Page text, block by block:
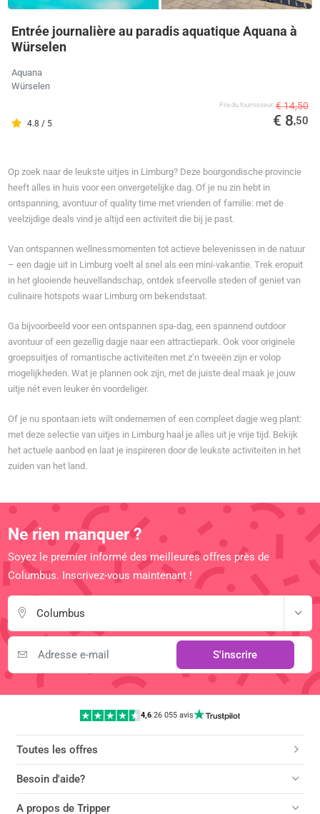
Entrée journalière au paradis aquatique Aquana à
Würselen
Aquana
Würselen
4.8 / 5
Prix ​​du fournisseur € 14,50
€ 8,50
Op zoek naar de leukste uitjes in Limburg? Deze bourgondische provincie
heeft alles in huis voor een onvergetelijke dag. Of je nu zin hebt in
ontspanning, avontuur of quality time met vrienden of familie: met de
veelzijdige deals vind je altijd een activiteit die bij je past.
Van ontspannen wellnessmomenten tot actieve belevenissen in de natuur
– een dagje uit in Limburg voelt al snel als een mini-vakantie. Trek eropuit
in het glooiende heuvellandschap, ontdek sfeervolle steden of geniet van
culinaire hotspots waar Limburg om bekendstaat.
Ga bijvoorbeeld voor een ontspannen spa-dag, een spannend outdoor
avontuur of een gezellig dagje naar een attractiepark. Ook voor originele
groepsuitjes of romantische activiteiten met z’n tweeën zijn er volop
mogelijkheden. Wat je plannen ook zijn, met de juiste deal maak je jouw
uitje nét even leuker én voordeliger.
Of je nu spontaan iets wilt ondernemen of een compleet dagje weg plant:
met deze selectie van uitjes in Limburg haal je alles uit je vrije tijd. Bekijk
het actuele aanbod en laat je inspireren door de leukste activiteiten in het
zuiden van het land.
Ne rien manquer ?
Soyez le premier informé des meilleures offres près de
Columbus. Inscrivez-vous maintenant !
Columbus
S'inscrire
4,6 |26 055 avis
Toutes les offres
Besoin d'aide?
A propos de Tripper